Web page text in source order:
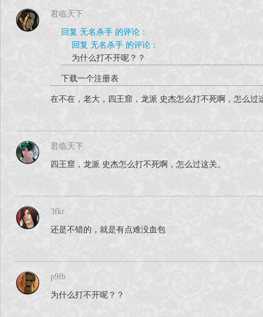
君临天下
回复 无名杀手 的评论：
回复 无名杀手 的评论：
为什么打不开呢？？
下载一个注册表
在不在，老大，四王窟，龙派 史杰怎么打不死啊，怎么过
君临天下
四王窟，龙派 史杰怎么打不死啊，怎么过这关。
3fkr
还是不错的，就是有点难没血包
p9fb
为什么打不开呢？？